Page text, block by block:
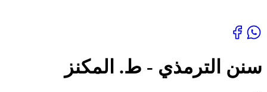
سنن الترمذي - ط. المكنز